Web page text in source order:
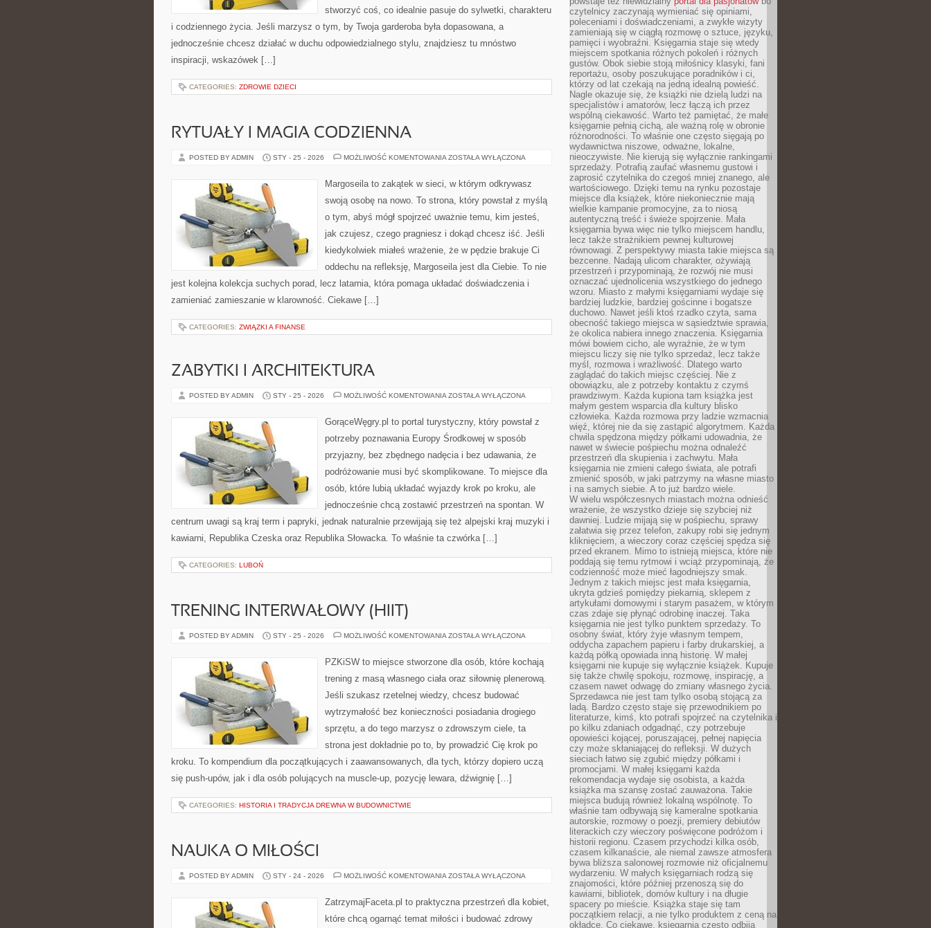
stworzyć coś, co idealnie pasuje do sylwetki, charakteru
i codziennego życia. Jeśli marzysz o tym, by Twoja garderoba była dopasowana, a
jednocześnie chcesz działać w duchu odpowiedzialnego stylu, znajdziesz tu mnóstwo
inspiracji, wskazówek […]
CATEGORIES: ZDROWIE DZIECI
RYTUAŁY I MAGIA CODZIENNA
POSTED BY ADMIN STY - 25 - 2026 MOŻLIWOŚĆ KOMENTOWANIA RYTUAŁY
CODZIENNA
ZOSTAŁA WYŁĄCZONA
Margoseila to zakątek w sieci, w którym odkrywasz
swoją osobę na nowo. To strona, który powstał z myślą
o tym, abyś mógł spojrzeć uważnie temu, kim jesteś,
jak czujesz, czego pragniesz i dokąd chcesz iść. Jeśli
kiedykolwiek miałeś wrażenie, że w pędzie brakuje Ci
oddechu na refleksję, Margoseila jest dla Ciebie. To nie
jest kolejna kolekcja suchych porad, lecz latarnia, która pomaga układać doświadczenia i
zamieniać zamieszanie w klarowność. Ciekawe […]
CATEGORIES: ZWIĄZKI A FINANSE
ZABYTKI I ARCHITEKTURA
POSTED BY ADMIN STY - 25 - 2026 MOŻLIWOŚĆ KOMENTOWANIA ZABYTKI
ZOSTAŁA WYŁĄCZONA
GorąceWęgry.pl to portal turystyczny, który powstał z
potrzeby poznawania Europy Środkowej w sposób
przyjazny, bez zbędnego nadęcia i bez udawania, że
podróżowanie musi być skomplikowane. To miejsce dla
osób, które lubią układać wyjazdy krok po kroku, ale
jednocześnie chcą zostawić przestrzeń na spontan. W
centrum uwagi są kraj term i papryki, jednak naturalnie przewijają się też alpejski kraj muzyki i
kawiarni, Republika Czeska oraz Republika Słowacka. To właśnie ta czwórka […]
CATEGORIES: LUBOŃ
TRENING INTERWAŁOWY (HIIT)
POSTED BY ADMIN STY - 25 - 2026 MOŻLIWOŚĆ KOMENTOWANIA TRENING
ZOSTAŁA WYŁĄCZONA
PZKiSW to miejsce stworzone dla osób, które kochają
trening z masą własnego ciała oraz siłownię plenerową.
Jeśli szukasz rzetelnej wiedzy, chcesz budować
wytrzymałość bez konieczności posiadania drogiego
sprzętu, a do tego marzysz o zdrowszym ciele, ta
strona jest dokładnie po to, by prowadzić Cię krok po
kroku. To kompendium dla początkujących i zaawansowanych, dla tych, którzy dopiero uczą
się push-upów, jak i dla osób polujących na muscle-up, pozycję lewara, dźwignię […]
CATEGORIES: HISTORIA I TRADYCJA DREWNA W BUDOWNICTWIE
NAUKA O MIŁOŚCI
POSTED BY ADMIN STY - 24 - 2026 MOŻLIWOŚĆ KOMENTOWANIA NAUKA
ZOSTAŁA WYŁĄCZONA
ZatrzymajFaceta.pl to praktyczna przestrzeń dla kobiet,
które chcą ogarnąć temat miłości i budować zdrowy
czytelnicy zaczynają wymieniać się opiniami,
poleceniami i doświadczeniami, a zwykłe wizyty
zamieniają się w ciągłą rozmowę o sztuce, języku,
pamięci i wyobraźni. Księgarnia staje się wtedy
miejscem spotkania różnych pokoleń i różnych
gustów. Obok siebie stoją miłośnicy klasyki, fani
reportażu, osoby poszukujące poradników i ci,
którzy od lat czekają na jedną idealną powieść.
Nagle okazuje się, że książki nie dzielą ludzi na
specjalistów i amatorów, lecz łączą ich przez
wspólną ciekawość. Warto też pamiętać, że małe
księgarnie pełnią cichą, ale ważną rolę w obronie
różnorodności. To właśnie one często sięgają po
wydawnictwa niszowe, odważne, lokalne,
nieoczywiste. Nie kierują się wyłącznie rankingami
sprzedaży. Potrafią zaufać własnemu gustowi i
zaprosić czytelnika do czegoś mniej znanego, ale
wartościowego. Dzięki temu na rynku pozostaje
miejsce dla książek, które niekoniecznie mają
wielkie kampanie promocyjne, za to niosą
autentyczną treść i świeże spojrzenie. Mała
księgarnia bywa więc nie tylko miejscem handlu,
lecz także strażnikiem pewnej kulturowej
równowagi. Z perspektywy miasta takie miejsca są
bezcenne. Nadają ulicom charakter, ożywiają
przestrzeń i przypominają, że rozwój nie musi
oznaczać ujednolicenia wszystkiego do jednego
wzoru. Miasto z małymi księgarniami wydaje się
bardziej ludzkie, bardziej gościnne i bogatsze
duchowo. Nawet jeśli ktoś rzadko czyta, sama
obecność takiego miejsca w sąsiedztwie sprawia,
że okolica nabiera innego znaczenia. Księgarnia
mówi bowiem cicho, ale wyraźnie, że w tym
miejscu liczy się nie tylko sprzedaż, lecz także
myśl, rozmowa i wrażliwość. Dlatego warto
zaglądać do takich miejsc częściej. Nie z
obowiązku, ale z potrzeby kontaktu z czymś
prawdziwym. Każda kupiona tam książka jest
małym gestem wsparcia dla kultury blisko
człowieka. Każda rozmowa przy ladzie wzmacnia
więź, której nie da się zastąpić algorytmem. Każda
chwila spędzona między półkami udowadnia, że
nawet w świecie pośpiechu można odnaleźć
przestrzeń dla skupienia i zachwytu. Mała
księgarnia nie zmieni całego świata, ale potrafi
zmienić sposób, w jaki patrzymy na własne miasto
i na samych siebie. A to już bardzo wiele.
W wielu współczesnych miastach można odnieść
wrażenie, że wszystko dzieje się szybciej niż
dawniej. Ludzie mijają się w pośpiechu, sprawy
załatwia się przez telefon, zakupy robi się jednym
kliknięciem, a wieczory coraz częściej spędza się
przed ekranem. Mimo to istnieją miejsca, które nie
poddają się temu rytmowi i wciąż przypominają, że
codzienność może mieć łagodniejszy smak.
Jednym z takich miejsc jest mała księgarnia,
ukryta gdzieś pomiędzy piekarnią, sklepem z
artykułami domowymi i starym pasażem, w którym
czas zdaje się płynąć odrobinę inaczej. Taka
księgarnia nie jest tylko punktem sprzedaży. To
osobny świat, który żyje własnym tempem,
oddycha zapachem papieru i farby drukarskiej, a
każdą półką opowiada inną historię. W małej
księgarni nie kupuje się wyłącznie książek. Kupuje
się także chwilę spokoju, rozmowę, inspirację, a
czasem nawet odwagę do zmiany własnego życia.
Sprzedawca nie jest tam tylko osobą stojącą za
ladą. Bardzo często staje się przewodnikiem po
literaturze, kimś, kto potrafi spojrzeć na czytelnika i
po kilku zdaniach odgadnąć, czy potrzebuje
opowieści kojącej, poruszającej, pełnej napięcia
czy może skłaniającej do refleksji. W dużych
sieciach łatwo się zgubić między półkami i
promocjami. W małej księgarni każda
rekomendacja wydaje się osobista, a każda
książka ma szansę zostać zauważona. Takie
miejsca budują również lokalną wspólnotę. To
właśnie tam odbywają się kameralne spotkania
autorskie, rozmowy o poezji, premiery debiutów
literackich czy wieczory poświęcone podróżom i
historii regionu. Czasem przychodzi kilka osób,
czasem kilkanaście, ale niemal zawsze atmosfera
bywa bliższa salonowej rozmowie niż oficjalnemu
wydarzeniu. W małych księgarniach rodzą się
znajomości, które później przenoszą się do
kawiarni, bibliotek, domów kultury i na długie
spacery po mieście. Książka staje się tam
początkiem relacji, a nie tylko produktem z ceną na
okładce. Co ciekawe, księgarnia często odbija